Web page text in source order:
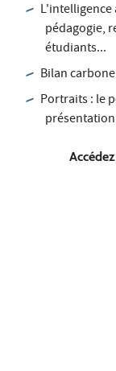
L'intelligence
pédagogie,
étudiants...
Bilan
Portraits : le